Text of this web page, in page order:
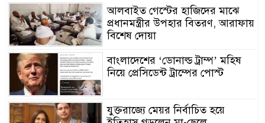
আলবাইত গেস্টের হাজিদের মাঝে
প্রধানমন্ত্রীর উপহার বিতরণ, আরাফায়
বিশেষ দোয়া
বাংলাদেশের ‘ডোনাল্ড ট্রাম্প’ মহিষ
নিয়ে প্রেসিডেন্ট ট্রাম্পের পোস্ট
যুক্তরাজ্যে মেয়র নির্বাচিত হয়ে